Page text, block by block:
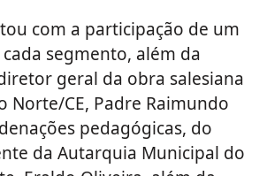
com a participação de um
segmento, além da
geral da obra salesiana
Norte/CE, Padre Raimundo
pedagógicas, do
da Autarquia Municipal do